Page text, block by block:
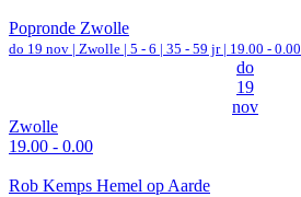
Popronde Zwolle
do 19 nov | Zwolle | 5 - 6 | 35 - 59 jr | 19.00 - 0.00
do
19
nov
Zwolle
19.00 - 0.00
Rob Kemps Hemel op Aarde